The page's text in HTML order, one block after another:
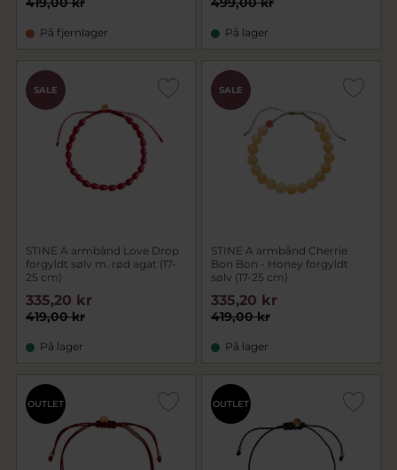
På fjernlager På lager
SALE
STINE A armbånd Love Drop
forgyldt sølv m. rød agat (17-
25 cm)
419,00 kr
335,20 kr
På lager
SALE
STINE A armbånd Cherrie
Bon Bon - Honey forgyldt
sølv (17-25 cm)
419,00 kr
335,20 kr
På lager
OUTLET OUTLET